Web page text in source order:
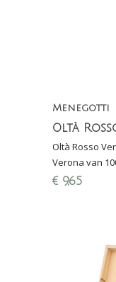
Menegotti
Oltà Rosso
Verona van
warme
€ 9,65